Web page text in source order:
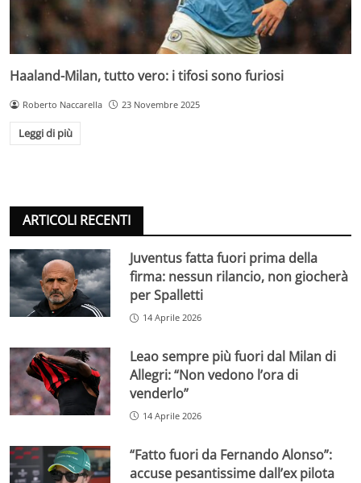
Haaland-Milan, tutto vero: i tifosi sono furiosi
Roberto Naccarella 23 Novembre 2025
Leggi di più
ARTICOLI RECENTI
Juventus fatta fuori prima della
firma: nessun rilancio, non giocherà
per Spalletti
14 Aprile 2026
Leao sempre più fuori dal Milan di
Allegri: “Non vedono l’ora di
venderlo”
14 Aprile 2026
“Fatto fuori da Fernando Alonso”:
accuse pesantissime dall’ex pilota